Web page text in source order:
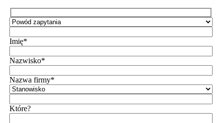
Imię*
Nazwisko*
Nazwa firmy*
Które?